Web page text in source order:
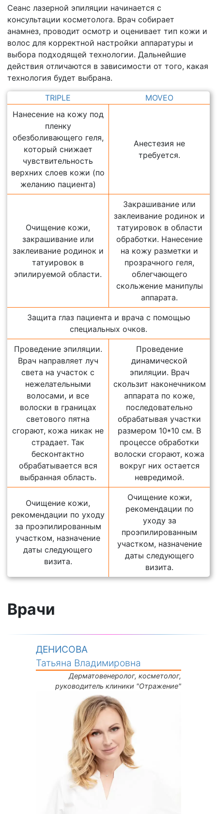
Сеанс лазерной эпиляции начинается с
консультации косметолога. Врач собирает
анамнез, проводит осмотр и оценивает тип кожи и
волос для корректной настройки аппаратуры и
выбора подходящей технологии. Дальнейшие
действия отличаются в зависимости от того, какая
технология будет выбрана.
TRIPLE
MOVEO
Нанесение на кожу под
пленку
обезболивающего геля,
который снижает
чувствительность
верхних слоев кожи (по
желанию пациента)
Анестезия не
требуется.
Очищение кожи,
закрашивание или
заклеивание родинок и
татуировок в
эпилируемой области.
Закрашивание или
заклеивание родинок и
татуировок в области
обработки. Нанесение
на кожу разметки и
прозрачного геля,
облегчающего
скольжение манипулы
аппарата.
Защита глаз пациента и врача с помощью
специальных очков.
Проведение эпиляции.
Врач направляет луч
света на участок с
нежелательными
волосами, и все
волоски в границах
светового пятна
сгорают, кожа никак не
страдает. Так
бесконтактно
обрабатывается вся
выбранная область.
Проведение
динамической
эпиляции. Врач
скользит наконечником
аппарата по коже,
последовательно
обрабатывая участки
размером 10*10 см. В
процессе обработки
волоски сгорают, кожа
вокруг них остается
невредимой.
Очищение кожи,
рекомендации по уходу
за проэпилированным
участком, назначение
даты следующего
визита.
Очищение кожи,
рекомендации по
уходу за
проэпилированным
участком, назначение
даты следующего
визита.
Врачи
ДЕНИСОВА
Татьяна Владимировна
Дерматовенеролог, косметолог,
руководитель клиники "Отражение"